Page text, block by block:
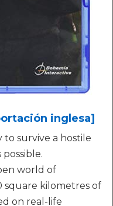
inglesa]
to survive a hostile
world of
square kilometres of
on real-life